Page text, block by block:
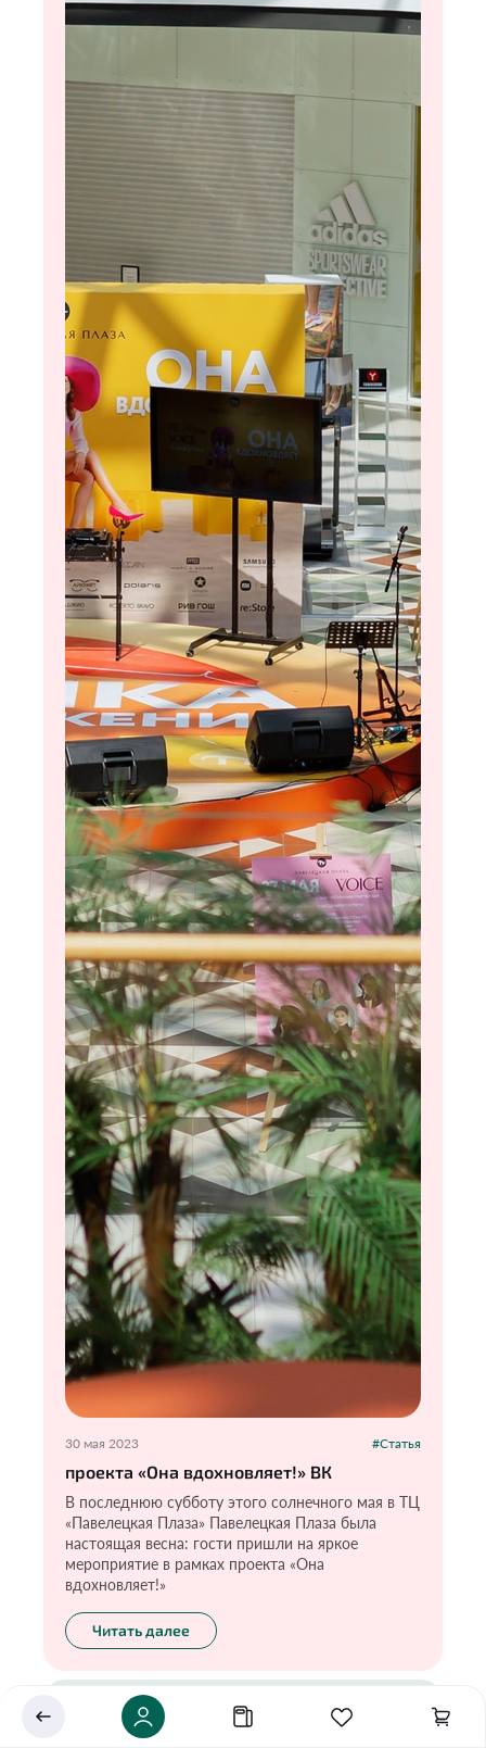
30 мая 2023 #Статья
проекта «Она вдохновляет!» ВК
В последнюю субботу этого солнечного мая в ТЦ
«Павелецкая Плаза» Павелецкая Плаза была
настоящая весна: гости пришли на яркое
мероприятие в рамках проекта «Она
вдохновляет!»
Читать далее
Укажите ваш город
Это важно для корректной работы Экоразноса и
дальнейших персональных функций сервиса.